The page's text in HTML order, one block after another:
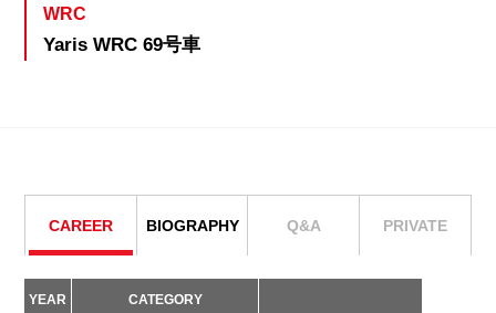
WRC
Yaris WRC 69号車
CAREER BIOGRAPHY Q&A PRIVATE
YEAR CATEGORY